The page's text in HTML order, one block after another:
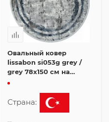
Овальный ковер
lissabon si053g grey /
grey 78x150 см на
кухню
Страна: